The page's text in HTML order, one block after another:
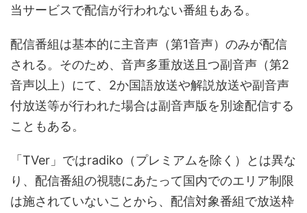
当サービスで配信が行われない番組もある。
配信番組は基本的に主音声（第1音声）のみが配信
される。そのため、音声多重放送且つ副音声（第2
音声以上）にて、2か国語放送や解説放送や副音声
付放送等が行われた場合は副音声版を別途配信する
こともある。
「TVer」ではradiko（プレミアムを除く）とは異な
り、配信番組の視聴にあたって国内でのエリア制限
は施されていないことから、配信対象番組で放送枠